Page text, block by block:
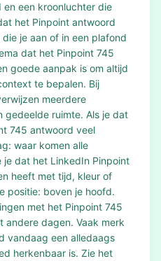
een kroonluchter die
het Pinpoint antwoord
je aan of in een plafond
dat het Pinpoint 745
goede aanpak is om altijd
te bepalen. Bij
meerdere
gedeelde ruimte. Als je dat
745 antwoord veel
waar komen alle
je dat het LinkedIn Pinpoint
heeft met tijd, kleur of
positie: boven je hoofd.
met het Pinpoint 745
andere dagen. Vaak merk
vandaag een alledaags
herkenbaar is. Zie het